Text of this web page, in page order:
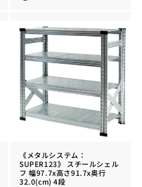
《メタルシステム：
SUPER123》 スチールシェル
フ 幅97.7x高さ91.7x奥行
32.0(cm) 4段